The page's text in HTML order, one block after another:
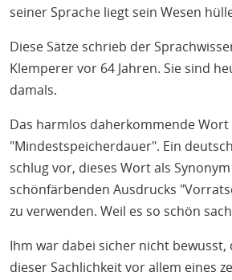
seiner Sprache liegt sein Wesen
Diese Sätze schrieb der
Klemperer vor 64 Jahren. Sie sind
damals.
Das harmlos daherkommende Wort
"Mindestspeicherdauer". Ein
schlug vor, dieses Wort als
schönfärbenden Ausdrucks
zu verwenden. Weil es so schön
Ihm war dabei sicher nicht bewusst,
dieser Sachlichkeit vor allem eines